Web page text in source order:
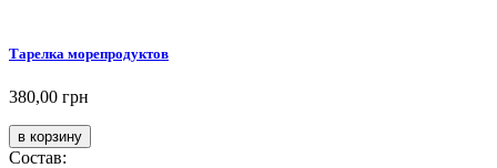
Тарелка морепродуктов
380,00 грн
Состав: